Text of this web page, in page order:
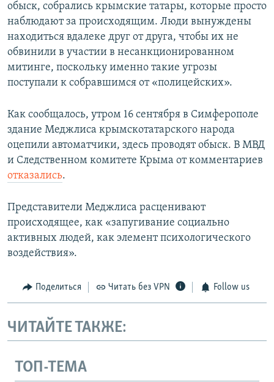
обыск, собрались крымские татары, которые просто
наблюдают за происходящим. Люди вынуждены
находиться вдалеке друг от друга, чтобы их не
обвинили в участии в несанкционированном
митинге, поскольку именно такие угрозы
поступали к собравшимся от «полицейских».
Как сообщалось, утром 16 сентября в Симферополе
здание Меджлиса крымскотатарского народа
оцепили автоматчики, здесь проводят обыск. В МВД
и Следственном комитете Крыма от комментариев
отказались.
Представители Меджлиса расценивают
происходящее, как «запугивание социально
активных людей, как элемент психологического
воздействия».
Поделиться Читать без VPN Follow us
ЧИТАЙТЕ ТАКЖЕ:
ТОП-ТЕМА